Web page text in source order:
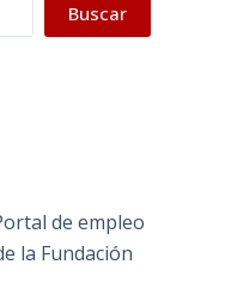
Buscar
de empleo
la Fundación